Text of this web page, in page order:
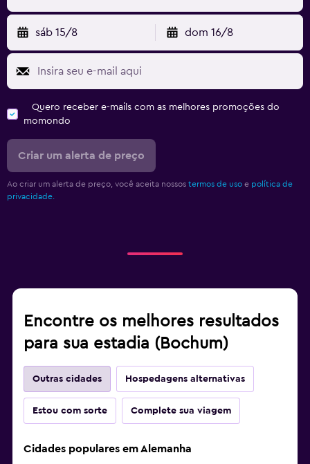
sáb 15/8 dom 16/8
Quero receber e-mails com as melhores promoções do
momondo
Criar um alerta de preço
Ao criar um alerta de preço, você aceita nossos termos de uso e política de
privacidade.
Encontre os melhores resultados
para sua estadia (Bochum)
Outras cidades Hospedagens alternativas
Estou com sorte Complete sua viagem
Cidades populares em Alemanha